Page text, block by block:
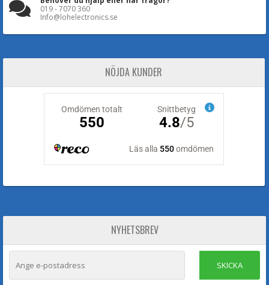
019 - 7070 360
Info@lohelectronics.se
NÖJDA KUNDER
NYHETSBREV
SKICKA